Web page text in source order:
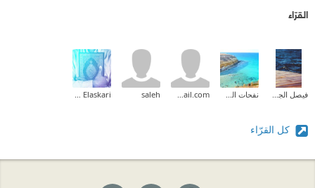
القرّاء
saleh
كل القرّاء